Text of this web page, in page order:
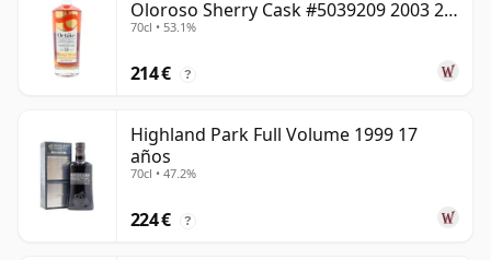
Oloroso Sherry Cask #5039209 2003 22
años
70cl • 53.1%
214 € ?
Highland Park Full Volume 1999 17
años
70cl • 47.2%
224 € ?